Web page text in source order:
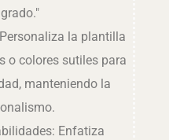
la plantilla
o colores sutiles para
manteniendo la
Enfatiza